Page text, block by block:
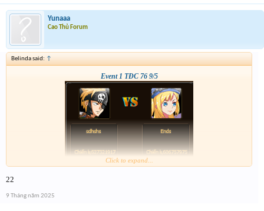
Yunaaa
Cao Thủ Forum
Belinda said: ↑
Event 1 TĐC 76 9/5
Click to expand...
22
9 Tháng năm 2025